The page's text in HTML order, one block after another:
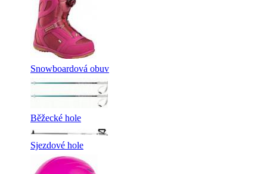
Snowboardová obuv
Běžecké hole
Sjezdové hole